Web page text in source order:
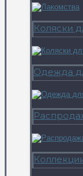
Коляски
Одежда